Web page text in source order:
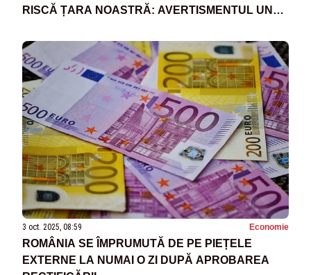
RISCĂ ȚARA NOASTRĂ: AVERTISMENTUL UNUI
3 oct. 2025, 08:59 Economie
ROMÂNIA SE ÎMPRUMUTĂ DE PE PIEȚELE
EXTERNE LA NUMAI O ZI DUPĂ APROBAREA